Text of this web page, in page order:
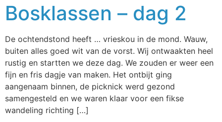
Bosklassen – dag 2
De ochtendstond heeft … vrieskou in de mond. Wauw,
buiten alles goed wit van de vorst. Wij ontwaakten heel
rustig en startten we deze dag. We zouden er weer een
fijn en fris dagje van maken. Het ontbijt ging
aangenaam binnen, de picknick werd gezond
samengesteld en we waren klaar voor een fikse
wandeling richting […]